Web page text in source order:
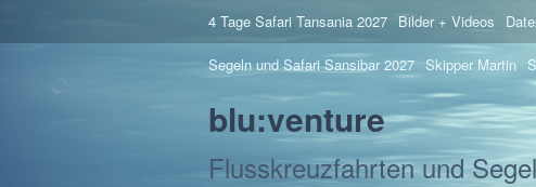
4 Tage Safari Tansania 2027 Bilder + Videos
Segeln und Safari Sansibar 2027 Skipper Martin
blu:venture
Flusskreuzfahrten und